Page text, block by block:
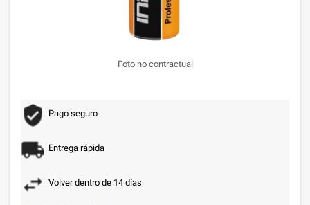
Foto no contractual
Pago seguro
Entrega rápida
Volver dentro de 14 días